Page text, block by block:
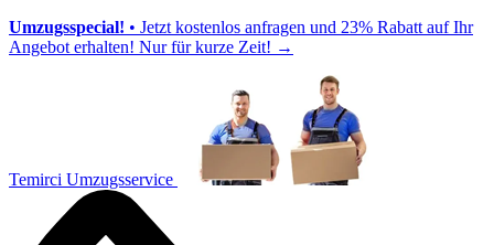
Umzugsspecial! • Jetzt kostenlos anfragen und 23% Rabatt auf Ihr
Angebot erhalten! Nur für kurze Zeit! →
Temirci Umzugsservice